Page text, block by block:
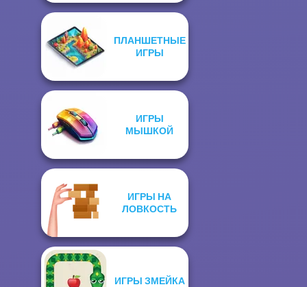
ПЛАНШЕТНЫЕ
ИГРЫ
ИГРЫ
МЫШКОЙ
ИГРЫ НА
ЛОВКОСТЬ
ИГРЫ ЗМЕЙКА